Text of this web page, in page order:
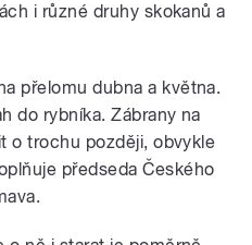
i různé druhy skokanů a
přelomu dubna a května.
do rybníka. Zábrany na
o trochu později, obvykle
předseda Českého